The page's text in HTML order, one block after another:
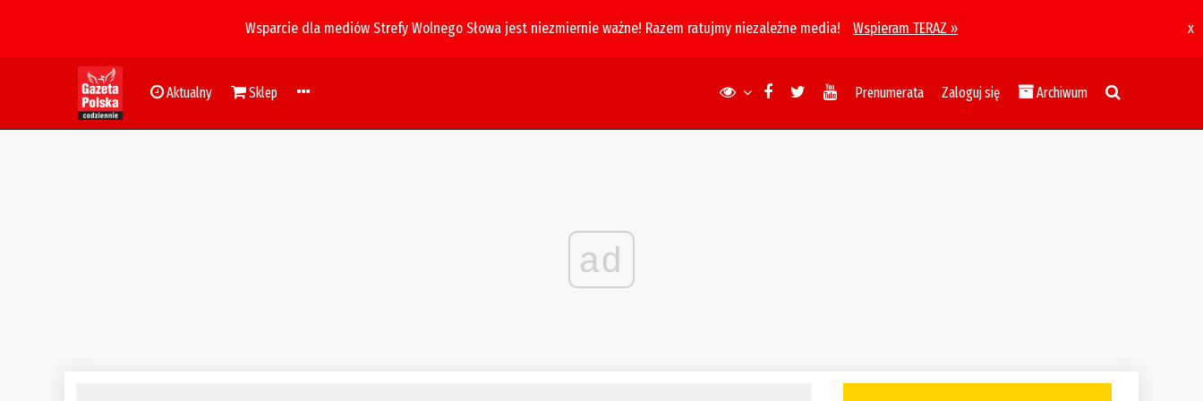
Wsparcie dla mediów Strefy Wolnego Słowa jest niezmiernie ważne! Razem ratujmy niezależne media! Wspieram TERAZ » x
Aktualny Sklep Prenumerata Zaloguj się Archiwum
ad